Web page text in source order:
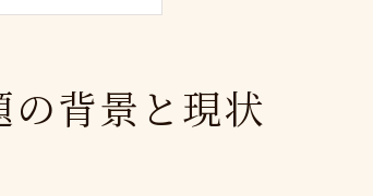
負担背景と現状